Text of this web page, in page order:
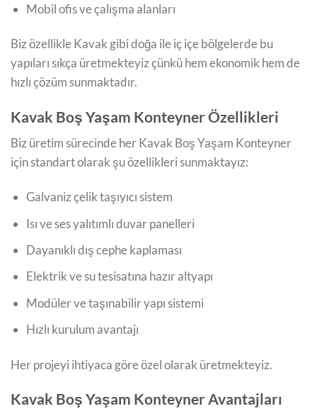
Mobil ofis ve çalışma alanları
Biz özellikle Kavak gibi doğa ile iç içe bölgelerde bu
yapıları sıkça üretmekteyiz çünkü hem ekonomik hem de
hızlı çözüm sunmaktadır.
Kavak Boş Yaşam Konteyner Özellikleri
Biz üretim sürecinde her Kavak Boş Yaşam Konteyner
için standart olarak şu özellikleri sunmaktayız:
Galvaniz çelik taşıyıcı sistem
Isı ve ses yalıtımlı duvar panelleri
Dayanıklı dış cephe kaplaması
Elektrik ve su tesisatına hazır altyapı
Modüler ve taşınabilir yapı sistemi
Hızlı kurulum avantajı
Her projeyi ihtiyaca göre özel olarak üretmekteyiz.
Kavak Boş Yaşam Konteyner Avantajları